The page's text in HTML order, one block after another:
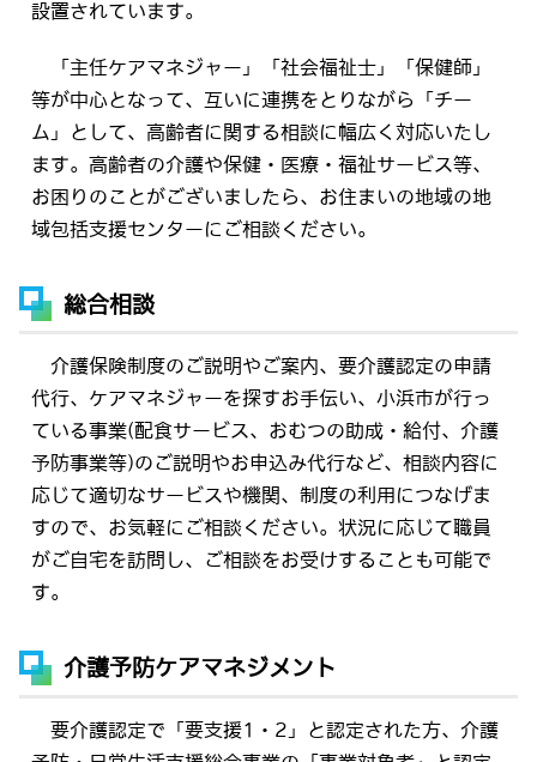
設置されています。
「主任ケアマネジャー」「社会福祉士」「保健師」
等が中心となって、互いに連携をとりながら「チー
ム」として、高齢者に関する相談に幅広く対応いたし
ます。高齢者の介護や保健・医療・福祉サービス等、
お困りのことがございましたら、お住まいの地域の地
域包括支援センターにご相談ください。
総合相談
介護保険制度のご説明やご案内、要介護認定の申請
代行、ケアマネジャーを探すお手伝い、小浜市が行っ
ている事業(配食サービス、おむつの助成・給付、介護
予防事業等)のご説明やお申込み代行など、相談内容に
応じて適切なサービスや機関、制度の利用につなげま
すので、お気軽にご相談ください。状況に応じて職員
がご自宅を訪問し、ご相談をお受けすることも可能で
す。
介護予防ケアマネジメント
要介護認定で「要支援1・2」と認定された方、介護